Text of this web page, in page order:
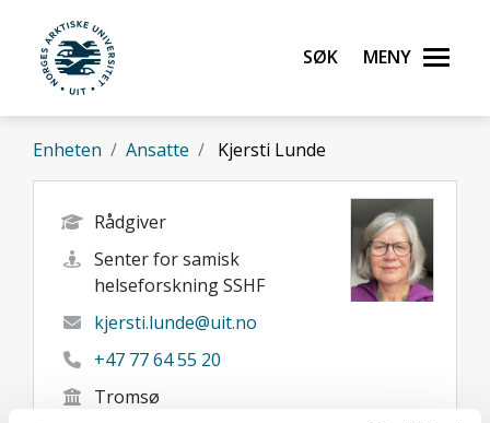
Gå til hovedinnhold
UiT Norges arktiske universitet
Søk Meny
Enheten Ansatte Kjersti Lunde
Rådgiver
Senter for samisk
helseforskning SSHF
kjersti.lunde@uit.no
+47 77 64 55 20
Tromsø